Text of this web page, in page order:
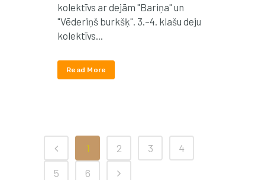
kolektīvs ar dejām "Bariņa" un
"Vēderiņš burkšķ". 3.–4. klašu deju
kolektīvs...
Read More
1 2 3
4
5
6